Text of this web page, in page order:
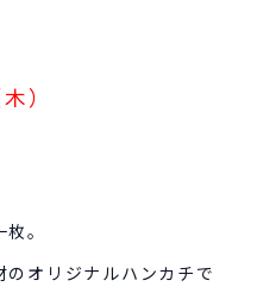
）
。
オリジナルハンカチで